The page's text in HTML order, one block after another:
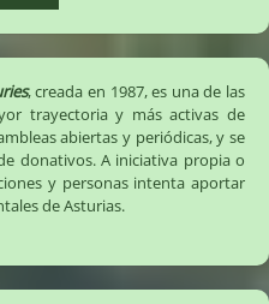
, creada en 1987, es una de las
trayectoria y más activas de
abiertas y periódicas, y se
donativos. A iniciativa propia o
y personas intenta aportar
de Asturias.